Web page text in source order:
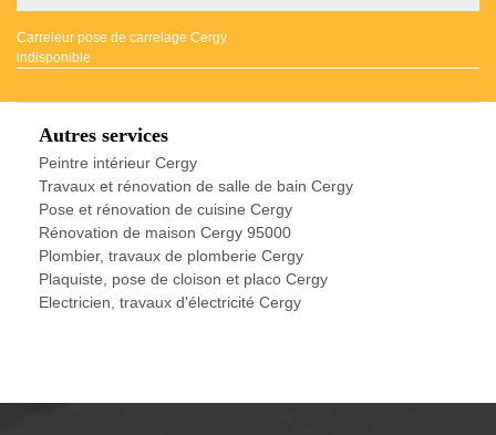
Carreleur pose de carrelage Cergy
indisponible
Autres services
Peintre intérieur Cergy
Travaux et rénovation de salle de bain Cergy
Pose et rénovation de cuisine Cergy
Rénovation de maison Cergy 95000
Plombier, travaux de plomberie Cergy
Plaquiste, pose de cloison et placo Cergy
Electricien, travaux d'électricité Cergy